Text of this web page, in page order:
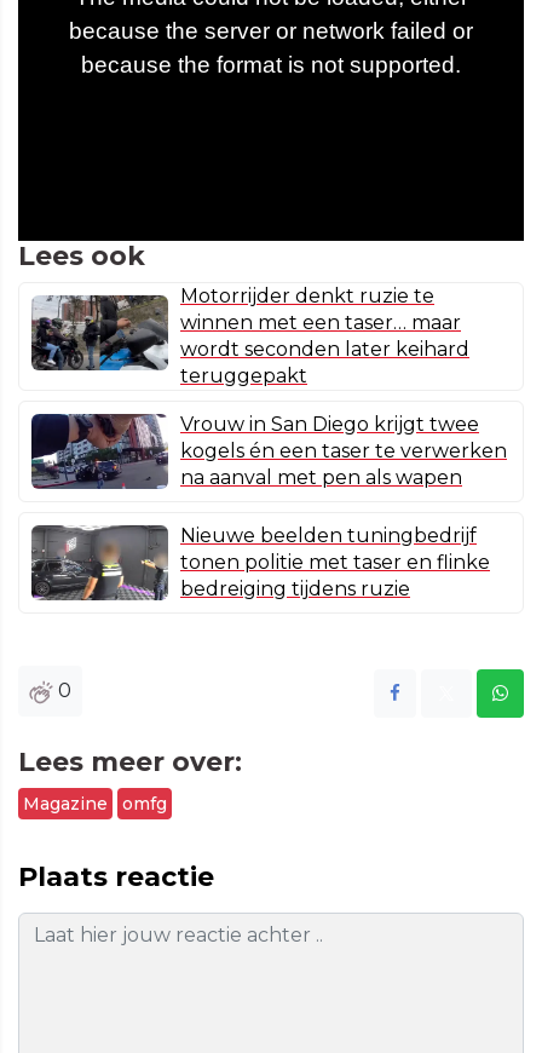
Lees ook
Motorrijder denkt ruzie te
winnen met een taser… maar
wordt seconden later keihard
teruggepakt
Vrouw in San Diego krijgt twee
kogels én een taser te verwerken
na aanval met pen als wapen
Nieuwe beelden tuningbedrijf
tonen politie met taser en flinke
bedreiging tijdens ruzie
0
Lees meer over:
Magazine omfg
Plaats reactie